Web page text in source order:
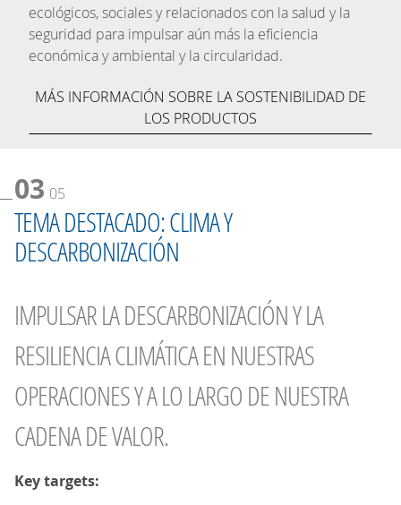
ecológicos, sociales y relacionados con la salud y la
seguridad para impulsar aún más la eficiencia
económica y ambiental y la circularidad.
MÁS INFORMACIÓN SOBRE LA SOSTENIBILIDAD DE
LOS PRODUCTOS
03 05
TEMA DESTACADO: CLIMA Y
DESCARBONIZACIÓN
IMPULSAR LA DESCARBONIZACIÓN Y LA
RESILIENCIA CLIMÁTICA EN NUESTRAS
OPERACIONES Y A LO LARGO DE NUESTRA
CADENA DE VALOR.
Key targets: